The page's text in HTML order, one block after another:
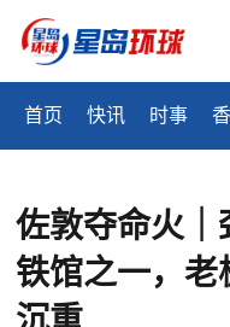
首页 快讯 时事
佐敦夺命火｜
铁馆之一，老